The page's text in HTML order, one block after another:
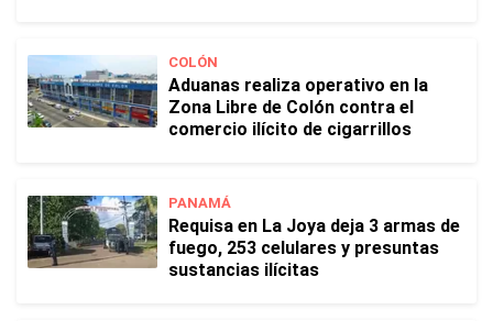
COLÓN
Aduanas realiza operativo en la
Zona Libre de Colón contra el
comercio ilícito de cigarrillos
PANAMÁ
Requisa en La Joya deja 3 armas de
fuego, 253 celulares y presuntas
sustancias ilícitas